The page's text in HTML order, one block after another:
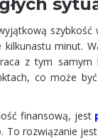
szybkość
minut.
z tym samym
co może
finansową, jest
To rozwiązanie